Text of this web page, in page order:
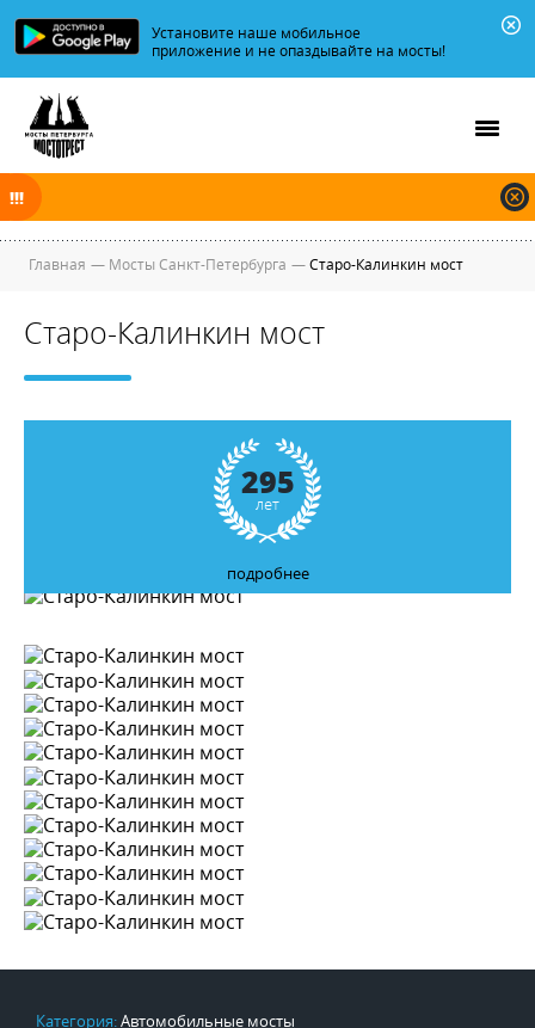
Установите наше мобильное
приложение и не опаздывайте на мосты!
В ночь на 08.08.2026 мосты по Неве и Большой Неве разводятся по
графику.
Главная — Мосты Санкт-Петербурга —Старо-Калинкин мост
Старо-Калинкин мост
295
лет
подробнее
Категория:Автомобильные мосты